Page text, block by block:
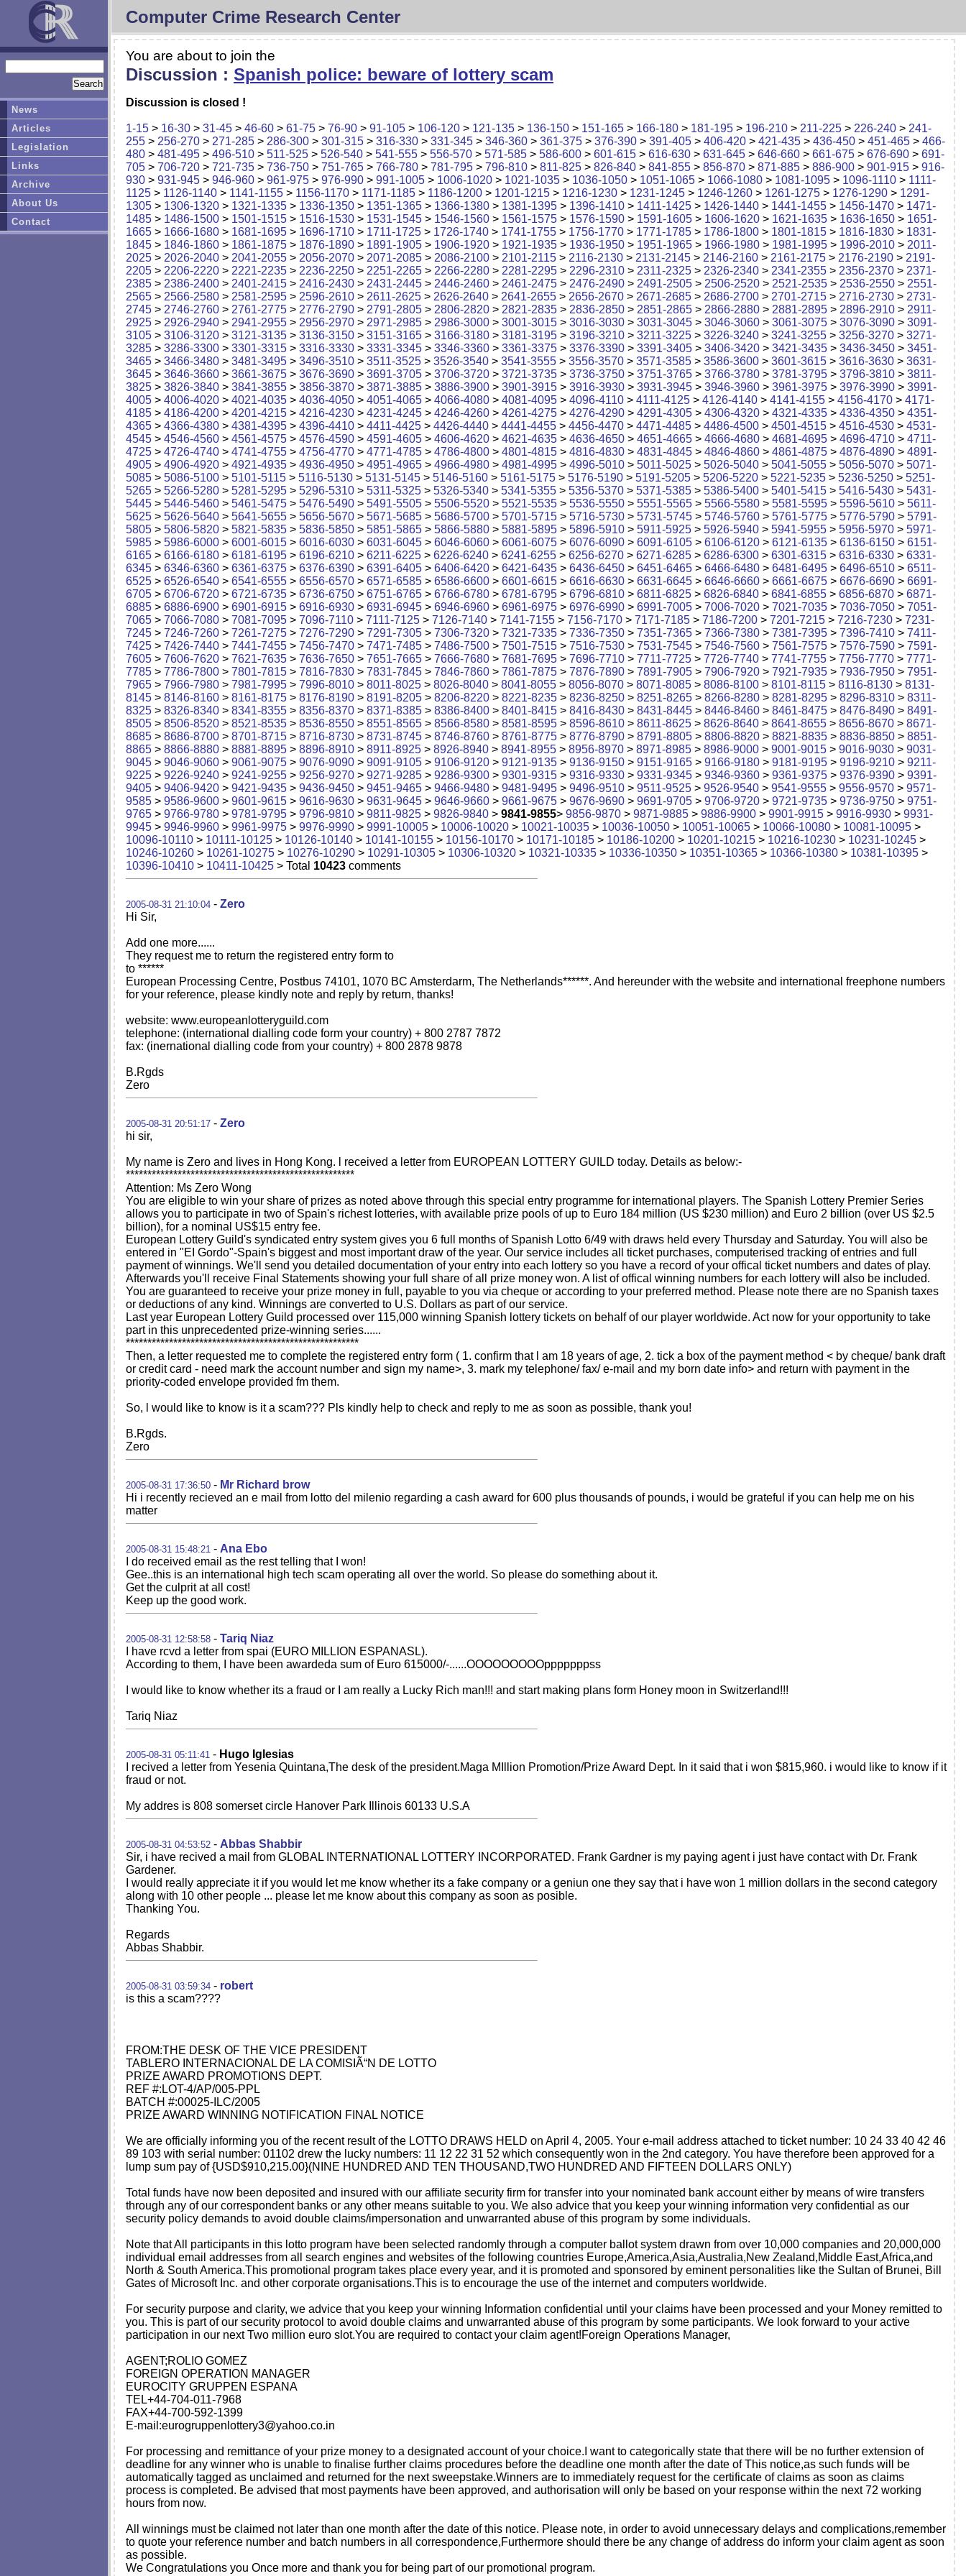
Computer Crime Research Center
You are about to join the
Discussion : Spanish police: beware of lottery scam
Discussion is closed !
1-15 > 16-30 > 31-45 > 46-60 > 61-75 > 76-90 > 91-105 > 106-120 > 121-135 > 136-150 > 151-165 > 166-180 > 181-195 > 196-210 > 211-225 > 226-240 > 241-
255 > 256-270 > 271-285 > 286-300 > 301-315 > 316-330 > 331-345 > 346-360 > 361-375 > 376-390 > 391-405 > 406-420 > 421-435 > 436-450 > 451-465 > 466-
480 > 481-495 > 496-510 > 511-525 > 526-540 > 541-555 > 556-570 > 571-585 > 586-600 > 601-615 > 616-630 > 631-645 > 646-660 > 661-675 > 676-690 > 691-
705 > 706-720 > 721-735 > 736-750 > 751-765 > 766-780 > 781-795 > 796-810 > 811-825 > 826-840 > 841-855 > 856-870 > 871-885 > 886-900 > 901-915 > 916-
930 > 931-945 > 946-960 > 961-975 > 976-990 > 991-1005 > 1006-1020 > 1021-1035 > 1036-1050 > 1051-1065 > 1066-1080 > 1081-1095 > 1096-1110 > 1111-
1125 > 1126-1140 > 1141-1155 > 1156-1170 > 1171-1185 > 1186-1200 > 1201-1215 > 1216-1230 > 1231-1245 > 1246-1260 > 1261-1275 > 1276-1290 > 1291-
1305 > 1306-1320 > 1321-1335 > 1336-1350 > 1351-1365 > 1366-1380 > 1381-1395 > 1396-1410 > 1411-1425 > 1426-1440 > 1441-1455 > 1456-1470 > 1471-
1485 > 1486-1500 > 1501-1515 > 1516-1530 > 1531-1545 > 1546-1560 > 1561-1575 > 1576-1590 > 1591-1605 > 1606-1620 > 1621-1635 > 1636-1650 > 1651-
1665 > 1666-1680 > 1681-1695 > 1696-1710 > 1711-1725 > 1726-1740 > 1741-1755 > 1756-1770 > 1771-1785 > 1786-1800 > 1801-1815 > 1816-1830 > 1831-
1845 > 1846-1860 > 1861-1875 > 1876-1890 > 1891-1905 > 1906-1920 > 1921-1935 > 1936-1950 > 1951-1965 > 1966-1980 > 1981-1995 > 1996-2010 > 2011-
2025 > 2026-2040 > 2041-2055 > 2056-2070 > 2071-2085 > 2086-2100 > 2101-2115 > 2116-2130 > 2131-2145 > 2146-2160 > 2161-2175 > 2176-2190 > 2191-
2205 > 2206-2220 > 2221-2235 > 2236-2250 > 2251-2265 > 2266-2280 > 2281-2295 > 2296-2310 > 2311-2325 > 2326-2340 > 2341-2355 > 2356-2370 > 2371-
2385 > 2386-2400 > 2401-2415 > 2416-2430 > 2431-2445 > 2446-2460 > 2461-2475 > 2476-2490 > 2491-2505 > 2506-2520 > 2521-2535 > 2536-2550 > 2551-
2565 > 2566-2580 > 2581-2595 > 2596-2610 > 2611-2625 > 2626-2640 > 2641-2655 > 2656-2670 > 2671-2685 > 2686-2700 > 2701-2715 > 2716-2730 > 2731-
2745 > 2746-2760 > 2761-2775 > 2776-2790 > 2791-2805 > 2806-2820 > 2821-2835 > 2836-2850 > 2851-2865 > 2866-2880 > 2881-2895 > 2896-2910 > 2911-
2925 > 2926-2940 > 2941-2955 > 2956-2970 > 2971-2985 > 2986-3000 > 3001-3015 > 3016-3030 > 3031-3045 > 3046-3060 > 3061-3075 > 3076-3090 > 3091-
3105 > 3106-3120 > 3121-3135 > 3136-3150 > 3151-3165 > 3166-3180 > 3181-3195 > 3196-3210 > 3211-3225 > 3226-3240 > 3241-3255 > 3256-3270 > 3271-
3285 > 3286-3300 > 3301-3315 > 3316-3330 > 3331-3345 > 3346-3360 > 3361-3375 > 3376-3390 > 3391-3405 > 3406-3420 > 3421-3435 > 3436-3450 > 3451-
3465 > 3466-3480 > 3481-3495 > 3496-3510 > 3511-3525 > 3526-3540 > 3541-3555 > 3556-3570 > 3571-3585 > 3586-3600 > 3601-3615 > 3616-3630 > 3631-
3645 > 3646-3660 > 3661-3675 > 3676-3690 > 3691-3705 > 3706-3720 > 3721-3735 > 3736-3750 > 3751-3765 > 3766-3780 > 3781-3795 > 3796-3810 > 3811-
3825 > 3826-3840 > 3841-3855 > 3856-3870 > 3871-3885 > 3886-3900 > 3901-3915 > 3916-3930 > 3931-3945 > 3946-3960 > 3961-3975 > 3976-3990 > 3991-
4005 > 4006-4020 > 4021-4035 > 4036-4050 > 4051-4065 > 4066-4080 > 4081-4095 > 4096-4110 > 4111-4125 > 4126-4140 > 4141-4155 > 4156-4170 > 4171-
4185 > 4186-4200 > 4201-4215 > 4216-4230 > 4231-4245 > 4246-4260 > 4261-4275 > 4276-4290 > 4291-4305 > 4306-4320 > 4321-4335 > 4336-4350 > 4351-
4365 > 4366-4380 > 4381-4395 > 4396-4410 > 4411-4425 > 4426-4440 > 4441-4455 > 4456-4470 > 4471-4485 > 4486-4500 > 4501-4515 > 4516-4530 > 4531-
4545 > 4546-4560 > 4561-4575 > 4576-4590 > 4591-4605 > 4606-4620 > 4621-4635 > 4636-4650 > 4651-4665 > 4666-4680 > 4681-4695 > 4696-4710 > 4711-
4725 > 4726-4740 > 4741-4755 > 4756-4770 > 4771-4785 > 4786-4800 > 4801-4815 > 4816-4830 > 4831-4845 > 4846-4860 > 4861-4875 > 4876-4890 > 4891-
4905 > 4906-4920 > 4921-4935 > 4936-4950 > 4951-4965 > 4966-4980 > 4981-4995 > 4996-5010 > 5011-5025 > 5026-5040 > 5041-5055 > 5056-5070 > 5071-
5085 > 5086-5100 > 5101-5115 > 5116-5130 > 5131-5145 > 5146-5160 > 5161-5175 > 5176-5190 > 5191-5205 > 5206-5220 > 5221-5235 > 5236-5250 > 5251-
5265 > 5266-5280 > 5281-5295 > 5296-5310 > 5311-5325 > 5326-5340 > 5341-5355 > 5356-5370 > 5371-5385 > 5386-5400 > 5401-5415 > 5416-5430 > 5431-
5445 > 5446-5460 > 5461-5475 > 5476-5490 > 5491-5505 > 5506-5520 > 5521-5535 > 5536-5550 > 5551-5565 > 5566-5580 > 5581-5595 > 5596-5610 > 5611-
5625 > 5626-5640 > 5641-5655 > 5656-5670 > 5671-5685 > 5686-5700 > 5701-5715 > 5716-5730 > 5731-5745 > 5746-5760 > 5761-5775 > 5776-5790 > 5791-
5805 > 5806-5820 > 5821-5835 > 5836-5850 > 5851-5865 > 5866-5880 > 5881-5895 > 5896-5910 > 5911-5925 > 5926-5940 > 5941-5955 > 5956-5970 > 5971-
5985 > 5986-6000 > 6001-6015 > 6016-6030 > 6031-6045 > 6046-6060 > 6061-6075 > 6076-6090 > 6091-6105 > 6106-6120 > 6121-6135 > 6136-6150 > 6151-
6165 > 6166-6180 > 6181-6195 > 6196-6210 > 6211-6225 > 6226-6240 > 6241-6255 > 6256-6270 > 6271-6285 > 6286-6300 > 6301-6315 > 6316-6330 > 6331-
6345 > 6346-6360 > 6361-6375 > 6376-6390 > 6391-6405 > 6406-6420 > 6421-6435 > 6436-6450 > 6451-6465 > 6466-6480 > 6481-6495 > 6496-6510 > 6511-
6525 > 6526-6540 > 6541-6555 > 6556-6570 > 6571-6585 > 6586-6600 > 6601-6615 > 6616-6630 > 6631-6645 > 6646-6660 > 6661-6675 > 6676-6690 > 6691-
6705 > 6706-6720 > 6721-6735 > 6736-6750 > 6751-6765 > 6766-6780 > 6781-6795 > 6796-6810 > 6811-6825 > 6826-6840 > 6841-6855 > 6856-6870 > 6871-
6885 > 6886-6900 > 6901-6915 > 6916-6930 > 6931-6945 > 6946-6960 > 6961-6975 > 6976-6990 > 6991-7005 > 7006-7020 > 7021-7035 > 7036-7050 > 7051-
7065 > 7066-7080 > 7081-7095 > 7096-7110 > 7111-7125 > 7126-7140 > 7141-7155 > 7156-7170 > 7171-7185 > 7186-7200 > 7201-7215 > 7216-7230 > 7231-
7245 > 7246-7260 > 7261-7275 > 7276-7290 > 7291-7305 > 7306-7320 > 7321-7335 > 7336-7350 > 7351-7365 > 7366-7380 > 7381-7395 > 7396-7410 > 7411-
7425 > 7426-7440 > 7441-7455 > 7456-7470 > 7471-7485 > 7486-7500 > 7501-7515 > 7516-7530 > 7531-7545 > 7546-7560 > 7561-7575 > 7576-7590 > 7591-
7605 > 7606-7620 > 7621-7635 > 7636-7650 > 7651-7665 > 7666-7680 > 7681-7695 > 7696-7710 > 7711-7725 > 7726-7740 > 7741-7755 > 7756-7770 > 7771-
7785 > 7786-7800 > 7801-7815 > 7816-7830 > 7831-7845 > 7846-7860 > 7861-7875 > 7876-7890 > 7891-7905 > 7906-7920 > 7921-7935 > 7936-7950 > 7951-
7965 > 7966-7980 > 7981-7995 > 7996-8010 > 8011-8025 > 8026-8040 > 8041-8055 > 8056-8070 > 8071-8085 > 8086-8100 > 8101-8115 > 8116-8130 > 8131-
8145 > 8146-8160 > 8161-8175 > 8176-8190 > 8191-8205 > 8206-8220 > 8221-8235 > 8236-8250 > 8251-8265 > 8266-8280 > 8281-8295 > 8296-8310 > 8311-
8325 > 8326-8340 > 8341-8355 > 8356-8370 > 8371-8385 > 8386-8400 > 8401-8415 > 8416-8430 > 8431-8445 > 8446-8460 > 8461-8475 > 8476-8490 > 8491-
8505 > 8506-8520 > 8521-8535 > 8536-8550 > 8551-8565 > 8566-8580 > 8581-8595 > 8596-8610 > 8611-8625 > 8626-8640 > 8641-8655 > 8656-8670 > 8671-
8685 > 8686-8700 > 8701-8715 > 8716-8730 > 8731-8745 > 8746-8760 > 8761-8775 > 8776-8790 > 8791-8805 > 8806-8820 > 8821-8835 > 8836-8850 > 8851-
8865 > 8866-8880 > 8881-8895 > 8896-8910 > 8911-8925 > 8926-8940 > 8941-8955 > 8956-8970 > 8971-8985 > 8986-9000 > 9001-9015 > 9016-9030 > 9031-
9045 > 9046-9060 > 9061-9075 > 9076-9090 > 9091-9105 > 9106-9120 > 9121-9135 > 9136-9150 > 9151-9165 > 9166-9180 > 9181-9195 > 9196-9210 > 9211-
9225 > 9226-9240 > 9241-9255 > 9256-9270 > 9271-9285 > 9286-9300 > 9301-9315 > 9316-9330 > 9331-9345 > 9346-9360 > 9361-9375 > 9376-9390 > 9391-
9405 > 9406-9420 > 9421-9435 > 9436-9450 > 9451-9465 > 9466-9480 > 9481-9495 > 9496-9510 > 9511-9525 > 9526-9540 > 9541-9555 > 9556-9570 > 9571-
9585 > 9586-9600 > 9601-9615 > 9616-9630 > 9631-9645 > 9646-9660 > 9661-9675 > 9676-9690 > 9691-9705 > 9706-9720 > 9721-9735 > 9736-9750 > 9751-
9765 > 9766-9780 > 9781-9795 > 9796-9810 > 9811-9825 > 9826-9840 > 9841-9855> 9856-9870 > 9871-9885 > 9886-9900 > 9901-9915 > 9916-9930 > 9931-
9945 > 9946-9960 > 9961-9975 > 9976-9990 > 9991-10005 > 10006-10020 > 10021-10035 > 10036-10050 > 10051-10065 > 10066-10080 > 10081-10095 >
10096-10110 > 10111-10125 > 10126-10140 > 10141-10155 > 10156-10170 > 10171-10185 > 10186-10200 > 10201-10215 > 10216-10230 > 10231-10245 >
10246-10260 > 10261-10275 > 10276-10290 > 10291-10305 > 10306-10320 > 10321-10335 > 10336-10350 > 10351-10365 > 10366-10380 > 10381-10395 >
10396-10410 > 10411-10425 > Total 10423 comments
2005-08-31 21:10:04 - Zero
Hi Sir,
Add one more......
They request me to return the registered entry form to
to ******
European Processing Centre, Postbus 74101, 1070 BC Amsterdarm, The Netherlands******. And hereunder with the website and international freephone numbers
for your reference, please kindly note and reply by return, thanks!
website: www.europeanlotteryguild.com
telephone: (international dialling code form your country) + 800 2787 7872
fax: (inernational dialling code from your country) + 800 2878 9878
B.Rgds
Zero
2005-08-31 20:51:17 - Zero
hi sir,
My name is Zero and lives in Hong Kong. l received a letter from EUROPEAN LOTTERY GUILD today. Details as below:-
*****************************************************
Attention: Ms Zero Wong
You are eligible to win your share of prizes as noted above through this special entry programme for international players. The Spanish Lottery Premier Series
allows you to participate in two of Spain's richest lotteries, with available prize pools of up to Euro 184 million (US $230 million) and Euro 2 billion (over US $2.5
billion), for a nominal US$15 entry fee.
European Lottery Guild's syndicated entry system gives you 6 full months of Spanish Lotto 6/49 with draws held every Thursday and Saturday. You will also be
entered in "EI Gordo"-Spain's biggest and most important draw of the year. Our service includes all ticket purchases, computerised tracking of entries and full
payment of winnings. We'll send you detailed documentation of your entry into each lottery so you have a record of your offical ticket numbers and dates of play.
Afterwards you'll receive Final Statements showing your full share of all prize money won. A list of offical winning numbers for each lottery will also be included.
You are guaranteed to receive your prize money in full, payable to you via cheque or according to your preferred method. Please note there are no Spanish taxes
or deductions of any kind. Winnings are converted to U.S. Dollars as part of our service.
Last year European Lottery Guild processed over 115,000 winning Spanish lottery tickets on behalf of our player worldwide. Act now for your opportunity to take
part in this unprecedented prize-winning series......
******************************************************
Then, a letter requested me to complete the registered entry form ( 1. confirm that l am 18 years of age, 2. tick a box of the payment method < by cheque/ bank draft
or credit card - need mark the account number and sign my name>, 3. mark my telephone/ fax/ e-mail and my born date info> and return with payment in the
priority-coded envelope provided fm them.
So, l would like to know is it a scam??? Pls kindly help to check and reply to me as soon as possible, thank you!
B.Rgds.
Zero
2005-08-31 17:36:50 - Mr Richard brow
Hi i recently recieved an e mail from lotto del milenio regarding a cash award for 600 plus thousands of pounds, i would be grateful if you can help me on his
matter
2005-08-31 15:48:21 - Ana Ebo
I do received email as the rest telling that I won!
Gee..this is an international high tech scam operating all over the world. So please do something about it.
Get the culprit at all cost!
Keep up the good work.
2005-08-31 12:58:58 - Tariq Niaz
I have rcvd a letter from spai (EURO MILLION ESPANASL).
According to them, I have been awardeda sum of Euro 615000/-......OOOOOOOOOpppppppss
I would like to know whether its a fraud or I am really a Lucky Rich man!!! and start making plans form Honey moon in Switzerland!!!
Tariq Niaz
2005-08-31 05:11:41 - Hugo Iglesias
I recived a letter from Yesenia Quintana,The desk of the president.Maga MIllion Promotion/Prize Award Dept. In it said that i won $815,960. i would like to know if it
fraud or not.
My addres is 808 somerset circle Hanover Park Illinois 60133 U.S.A
2005-08-31 04:53:52 - Abbas Shabbir
Sir, i have recived a mail from GLOBAL INTERNATIONAL LOTTERY INCORPORATED. Frank Gardner is my paying agent i just have contact with Dr. Frank
Gardener.
I would really appreciate it if you would let me know whether its a fake company or a geniun one they say that i have won 1 million dollars in the second category
along with 10 other people ... please let me know about this company as soon as posible.
Thanking You.
Regards
Abbas Shabbir.
2005-08-31 03:59:34 - robert
is this a scam????
FROM:THE DESK OF THE VICE PRESIDENT
TABLERO INTERNACIONAL DE LA COMISIÃ“N DE LOTTO
PRIZE AWARD PROMOTIONS DEPT.
REF #:LOT-4/AP/005-PPL
BATCH #:00025-ILC/2005
PRIZE AWARD WINNING NOTIFICATION FINAL NOTICE
We are officially informing you of the recent result of the LOTTO DRAWS HELD on April 4, 2005. Your e-mail address attached to ticket number: 10 24 33 40 42 46
89 103 with serial number: 01102 drew the lucky numbers: 11 12 22 31 52 which consequently won in the 2nd category. You have therefore been approved for a
lump sum pay of {USD$910,215.00}(NINE HUNDRED AND TEN THOUSAND,TWO HUNDRED AND FIFTEEN DOLLARS ONLY)
Total funds have now been deposited and insured with our affiliate security firm for transfer into your nominated bank account either by means of wire transfers
through any of our correspondent banks or any other means suitable to you. We also advice that you keep your winning information very confidential as our
security policy demands to avoid double claims/impersonation and unwarranted abuse of this program by some individuals.
Note that All participants in this lotto program have been selected randomly through a computer ballot system drawn from over 10,000 companies and 20,000,000
individual email addresses from all search engines and websites of the following countries Europe,America,Asia,Australia,New Zealand,Middle East,Africa,and
North & South America.This promotional program takes place every year, and it is promoted and sponsored by eminent personalities like the Sultan of Brunei, Bill
Gates of Microsoft Inc. and other corporate organisations.This is to encourage the use of the internet and computers worldwide.
For security purpose and clarity, we advice that you keep your winning Information confidential until your claims have been processed and your Money remitted to
you. This is part of our security protocol to avoid double claims and unwarranted abuse of this program by some participants. We look forward to your active
participation in our next Two million euro slot.You are required to contact your claim agent!Foreign Operations Manager,
AGENT;ROLIO GOMEZ
FOREIGN OPERATION MANAGER
EUROCITY GRUPPEN ESPANA
TEL+44-704-011-7968
FAX+44-700-592-1399
E-mail:eurogruppenlottery3@yahoo.co.in
For processing and remittance of your prize money to a designated account of your choice.I want to categorically state that there will be no further extension of
deadline for any winner who is unable to finalise further claims procedures before the deadline one month after the date of This notice,as such funds will be
automatically tagged as unclaimed and returned for the next sweepstake.Winners are to immediately request for the certificate of claims as soon as claims
process is completed. Be advised that most payments have been approved, and authorisation will only be based on your response within the next 72 working
hours from now.
All winnings must be claimed not later than one month after the date of this notice. Please note, in order to avoid unnecessary delays and complications,remember
to quote your reference number and batch numbers in all correspondence,Furthermore should there be any change of address do inform your claim agent as soon
as possible.
We Congratulations you Once more and thank you for being part of our promotional program.
News
Articles
Legislation
Links
Archive
About Us
Contact